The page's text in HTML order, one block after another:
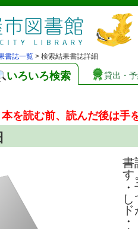
書誌一覧 > 検索結果書誌詳細
いろいろ検索 貸出・
本を読む前、読んだ後は手
書
す